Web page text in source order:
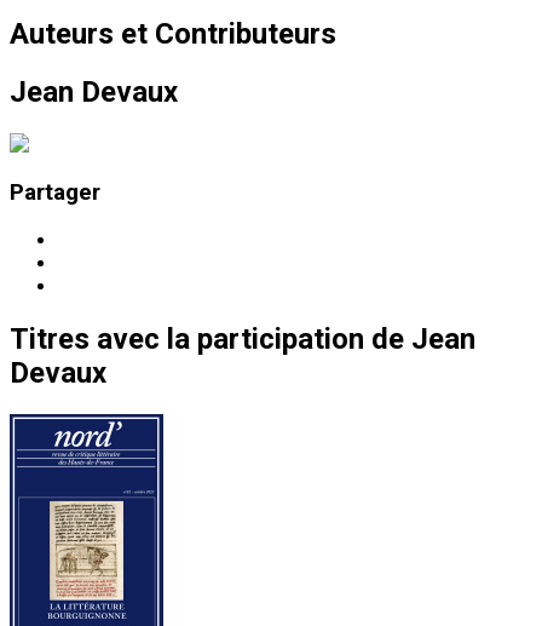
Auteurs et Contributeurs
Jean Devaux
Partager
Titres avec la participation de Jean
Devaux